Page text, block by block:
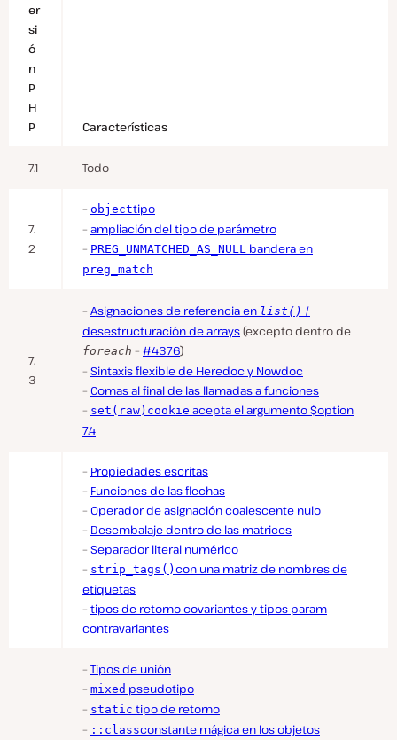
er
si
ó
n
P
H
P
Características
7.1 Todo
7.
2
– objecttipo
– ampliación del tipo de parámetro
– PREG_UNMATCHED_AS_NULL bandera en
preg_match
7.
3
– Asignaciones de referencia en list() /
desestructuración de arrays(excepto dentro de
foreach – #4376)
– Sintaxis flexible de Heredoc y Nowdoc
– Comas al final de las llamadas a funciones
– set(raw)cookie acepta el argumento $option
7.4
– Propiedades escritas
– Funciones de las flechas
– Operador de asignación coalescente nulo
– Desembalaje dentro de las matrices
– Separador literal numérico
– strip_tags() con una matriz de nombres de
etiquetas
– tipos de retorno covariantes y tipos param
contravariantes
– Tipos de unión
– mixed pseudotipo
– static tipo de retorno
– ::classconstante mágica en los objetos